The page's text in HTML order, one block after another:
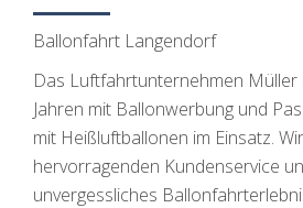
Ballonfahrt Langendorf
Das Luftfahrtunternehmen Müller
Jahren mit Ballonwerbung und
mit Heißluftballonen im Einsatz.
hervorragenden Kundenservice
unvergessliches